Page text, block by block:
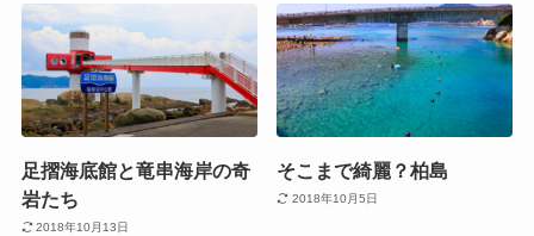
足摺海底館と竜串海岸の奇
岩たち
2018年10月13日
そこまで綺麗？柏島
2018年10月5日